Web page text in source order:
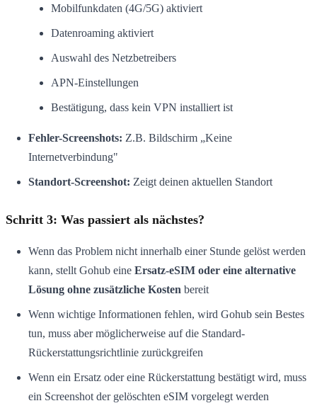
Mobilfunkdaten (4G/5G) aktiviert
Datenroaming aktiviert
Auswahl des Netzbetreibers
APN-Einstellungen
Bestätigung, dass kein VPN installiert ist
Fehler-Screenshots: Z.B. Bildschirm „Keine
Internetverbindung"
Standort-Screenshot: Zeigt deinen aktuellen Standort
Schritt 3: Was passiert als nächstes?
Wenn das Problem nicht innerhalb einer Stunde gelöst werden
kann, stellt Gohub eine Ersatz-eSIM oder eine alternative
Lösung ohne zusätzliche Kosten bereit
Wenn wichtige Informationen fehlen, wird Gohub sein Bestes
tun, muss aber möglicherweise auf die Standard-
Rückerstattungsrichtlinie zurückgreifen
Wenn ein Ersatz oder eine Rückerstattung bestätigt wird, muss
ein Screenshot der gelöschten eSIM vorgelegt werden